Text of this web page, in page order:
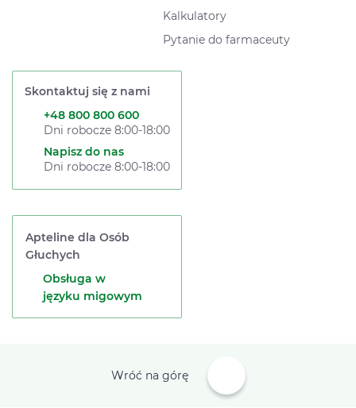
Kalkulatory
Pytanie do farmaceuty
Skontaktuj się z nami
+48 800 800 600
Dni robocze 8:00-18:00
Napisz do nas
Dni robocze 8:00-18:00
Apteline dla Osób
Głuchych
Obsługa w
języku migowym
Wróć na górę